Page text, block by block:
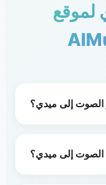
لموقع
الصوت إلى ميدي؟
النوتات والتوقيت
الصوت إلى ميدي؟